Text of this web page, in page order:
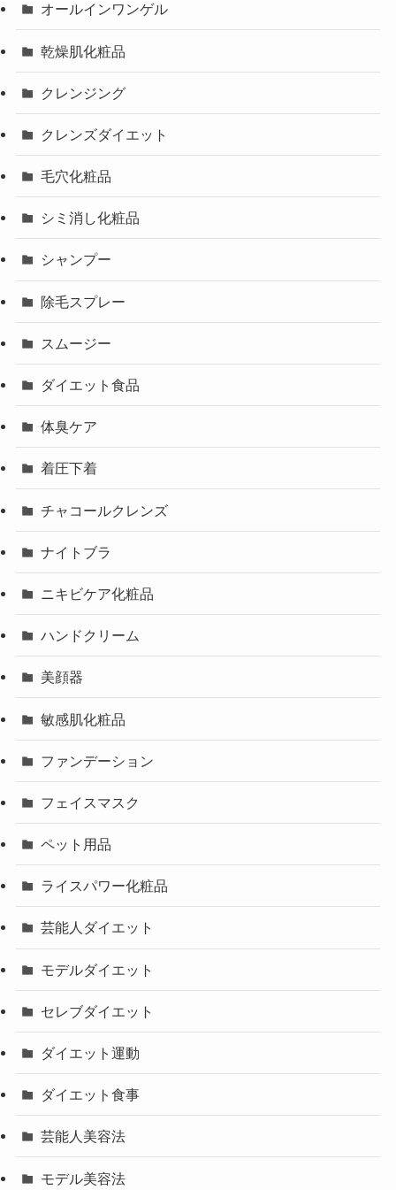
オールインワンゲル
乾燥肌化粧品
クレンジング
クレンズダイエット
毛穴化粧品
シミ消し化粧品
シャンプー
除毛スプレー
スムージー
ダイエット食品
体臭ケア
着圧下着
チャコールクレンズ
ナイトブラ
ニキビケア化粧品
ハンドクリーム
美顔器
敏感肌化粧品
ファンデーション
フェイスマスク
ペット用品
ライスパワー化粧品
芸能人ダイエット
モデルダイエット
セレブダイエット
ダイエット運動
ダイエット食事
芸能人美容法
モデル美容法